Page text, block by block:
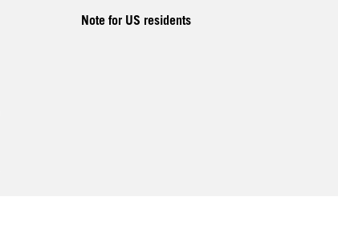
Note for US residents